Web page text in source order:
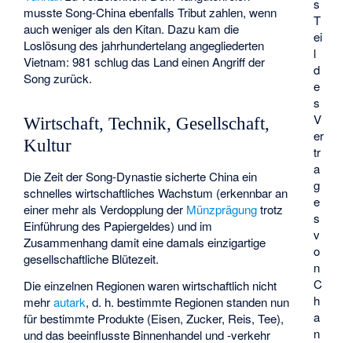
s
T
ei
l
d
e
s
V
er
tr
a
g
e
s
v
o
n
C
h
a
n
musste Song-China ebenfalls Tribut zahlen, wenn
auch weniger als den Kitan. Dazu kam die
Loslösung des jahrhundertelang angegliederten
Vietnam: 981 schlug das Land einen Angriff der
Song zurück.
Wirtschaft, Technik, Gesellschaft,
Kultur
Die Zeit der Song-Dynastie sicherte China ein
schnelles wirtschaftliches Wachstum (erkennbar an
einer mehr als Verdopplung der Münzprägungtrotz
Einführung des Papiergeldes) und im
Zusammenhang damit eine damals einzigartige
gesellschaftliche Blütezeit.
Die einzelnen Regionen waren wirtschaftlich nicht
mehrautark, d. h. bestimmte Regionen standen nun
für bestimmte Produkte (Eisen, Zucker, Reis, Tee),
und das beeinflusste Binnenhandel und -verkehr